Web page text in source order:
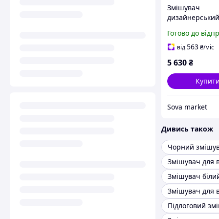
Змішувач
боковим
хромовим
Готово до
від563₴/міс
5 630₴
Sova market
Дивись також